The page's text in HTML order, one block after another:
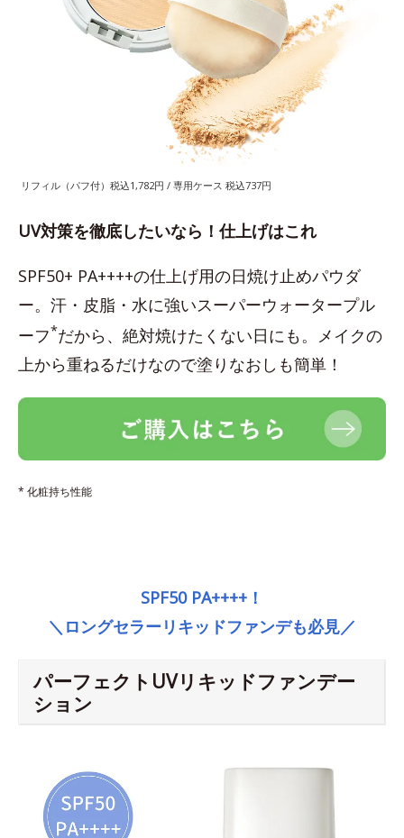
リフィル（パフ付）税込1,782円 / 専用ケース 税込737円
UV対策を徹底したいなら！仕上げはこれ
SPF50+ PA++++の仕上げ用の日焼け止めパウダ
ー。汗・皮脂・水に強いスーパーウォータープル
ーフ*だから、絶対焼けたくない日にも。メイクの
上から重ねるだけなので塗りなおしも簡単！
* 化粧持ち性能
SPF50 PA++++！
＼ロングセラーリキッドファンデも必見／
パーフェクトUVリキッドファンデー
ション